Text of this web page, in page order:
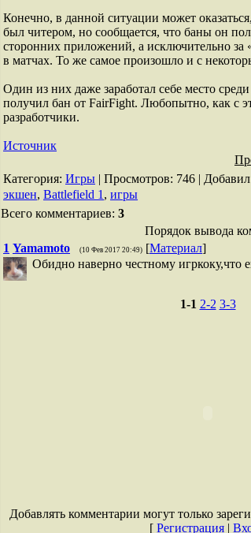
Конечно, в данной ситуации может
был читером, но сообщается, что баны он
сторонних приложений, а исключительно за
в матчах. То же самое произошло и с
Один из них даже заработал себе место
получил бан от FairFight. Любопытно, как с
разработчики.
Источник
Категория: Игры | Просмотров: 746 | Добавил
экшен, Battlefield 1 , игры
Всего комментариев: 3
Порядок вывода
1 Yamamoto (10 Фев 2017 20:49) [Материал]
Обидно наверно честному игркоку,что
1-1 2-2 3-3
Добавлять комментарии могут только
[ Регистрация|